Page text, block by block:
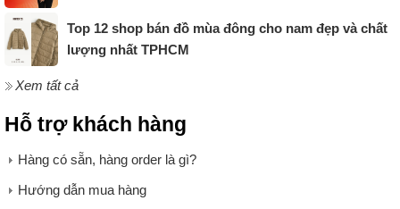
Top 12 shop bán đồ mùa đông cho nam đẹp và chất
lượng nhất TPHCM
Xem tất cả
Hỗ trợ khách hàng
Hàng có sẵn, hàng order là gì?
Hướng dẫn mua hàng